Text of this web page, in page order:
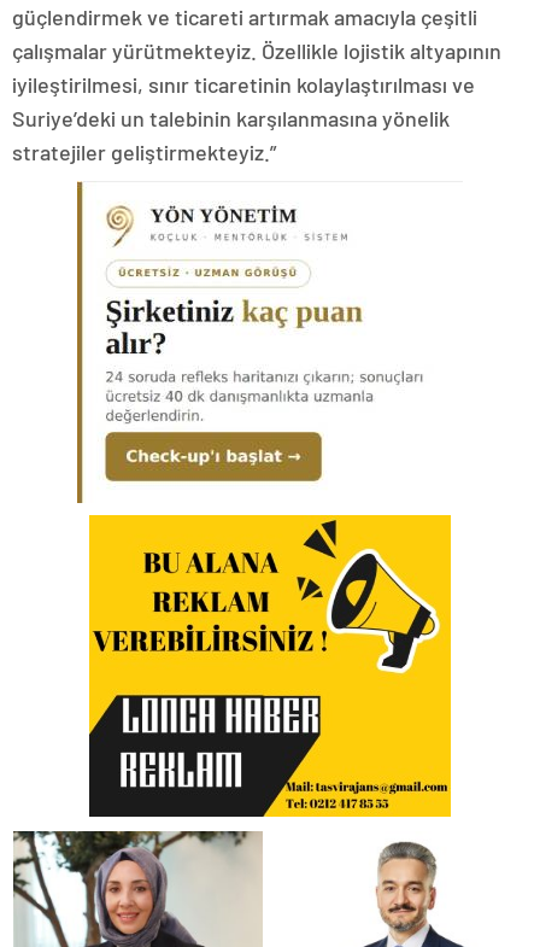
güçlendirmek ve ticareti artırmak amacıyla çeşitli
çalışmalar yürütmekteyiz. Özellikle lojistik altyapının
iyileştirilmesi, sınır ticaretinin kolaylaştırılması ve
Suriye’deki un talebinin karşılanmasına yönelik
stratejiler geliştirmekteyiz.”